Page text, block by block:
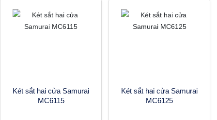
Két sắt hai cửa Samurai
MC6115
Két sắt hai cửa Samurai
MC6125